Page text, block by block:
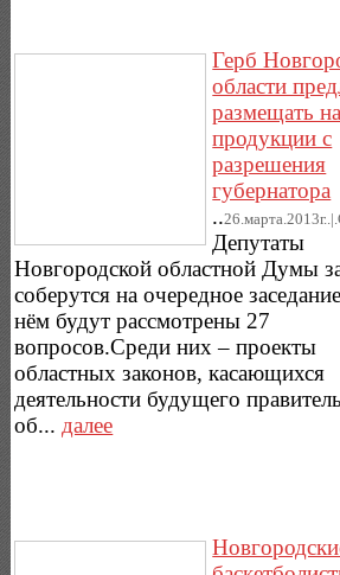
Герб
области
размещать на
продукции с
разрешения
губернатора
..
Депутаты
Новгородской областной Думы
соберутся на очередное
нём будут рассмотрены 27
вопросов.Среди них – проекты
областных законов, касающихся
деятельности будущего
об... далее